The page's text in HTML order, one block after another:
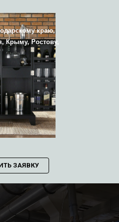
краю,
Крыму, Ростову,
ЗАЯВКУ